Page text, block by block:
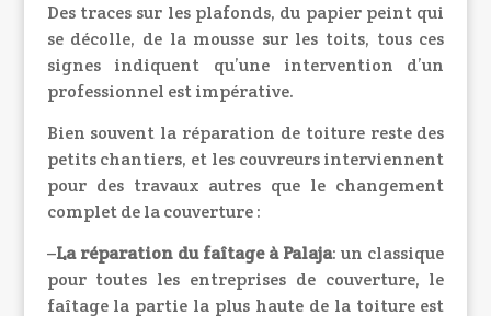
Des traces sur les plafonds, du papier peint qui
se décolle, de la mousse sur les toits, tous ces
signes indiquent qu’une intervention d’un
professionnel est impérative.
Bien souvent la réparation de toiture reste des
petits chantiers, et les couvreurs interviennent
pour des travaux autres que le changement
complet de la couverture :
–La réparation du faîtage à Palaja: un classique
pour toutes les entreprises de couverture, le
faîtage la partie la plus haute de la toiture est